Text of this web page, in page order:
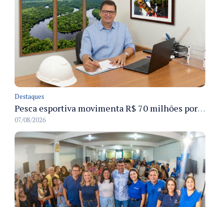
Destaques
Pesca esportiva movimenta R$ 70 milhões por ano e ganha espaço na economia sustentável do Amazonas
07/08/2026